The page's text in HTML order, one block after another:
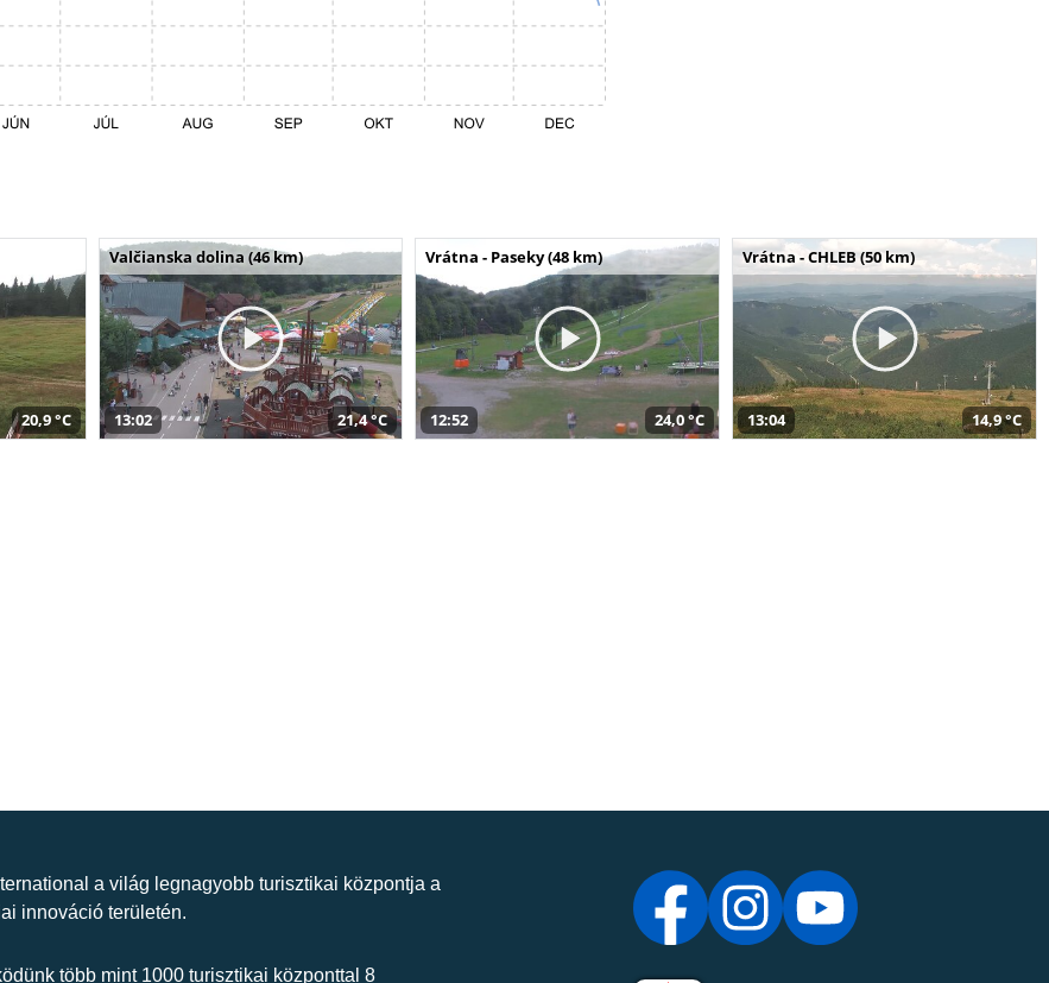
20,9 °C
Valčianska dolina (46 km)
13:02 21,4 °C
Vrátna - Paseky (48 km)
12:52 24,0 °C
Vrátna - CHLEB (50 km)
13:04 14,9 °C
a világ legnagyobb turisztikai központja a
innováció területén.
több mint 1000 turisztikai központtal 8